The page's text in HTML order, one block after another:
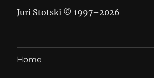
Juri Stotski © 1997–2026
Home